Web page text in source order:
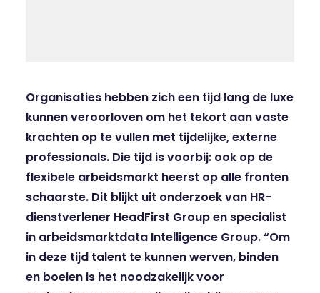
Organisaties hebben zich een tijd lang de luxe
kunnen veroorloven om het tekort aan vaste
krachten op te vullen met tijdelijke, externe
professionals. Die tijd is voorbij: ook op de
flexibele arbeidsmarkt heerst op alle fronten
schaarste. Dit blijkt uit onderzoek van HR-
dienstverlener HeadFirst Group en specialist
in arbeidsmarktdata Intelligence Group.“Om
in deze tijd talent te kunnen werven, binden
en boeien is het noodzakelijk voor